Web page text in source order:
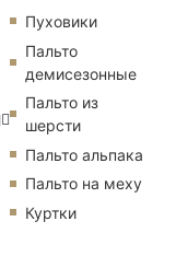
Пуховики
Пальто
демисезонные
Пальто из
шерсти
Пальто альпака
Пальто на меху
Куртки